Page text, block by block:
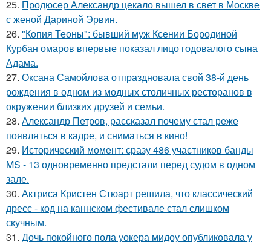
25. Продюсер Александр цекало вышел в свет в Москве
с женой Дариной Эрвин.
26. "Копия Теоны": бывший муж Ксении Бородиной
Курбан омаров впервые показал лицо годовалого сына
Адама.
27. Оксана Самойлова отпраздновала свой 38-й день
рождения в одном из модных столичных ресторанов в
окружении близких друзей и семьи.
28. Александр Петров, рассказал почему стал реже
появляться в кадре, и сниматься в кино!
29. Исторический момент: сразу 486 участников банды
MS - 13 одновременно предстали перед судом в одном
зале.
30. Актриса Кристен Стюарт решила, что классический
дресс - код на каннском фестивале стал слишком
скучным.
31. Дочь покойного пола уокера мидоу опубликовала у